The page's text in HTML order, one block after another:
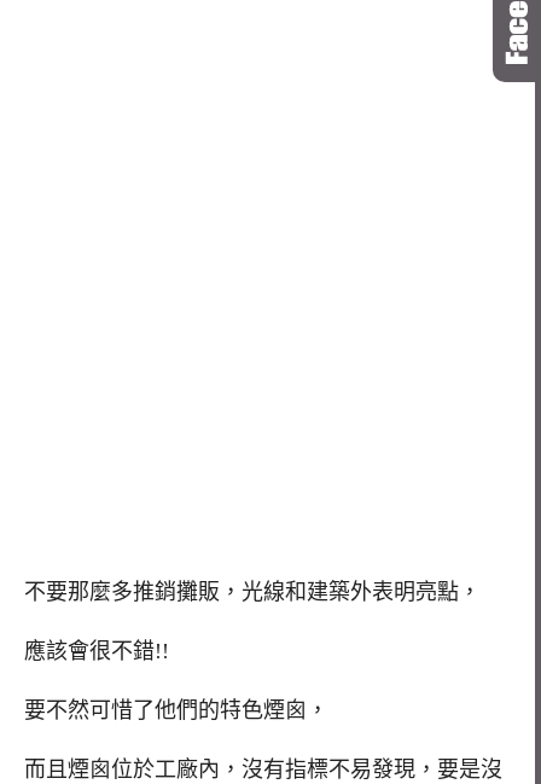
不要那麼多推銷攤販，光線和建築外表明亮點，
應該會很不錯!!
要不然可惜了他們的特色煙囪，
而且煙囪位於工廠內，沒有指標不易發現，要是沒